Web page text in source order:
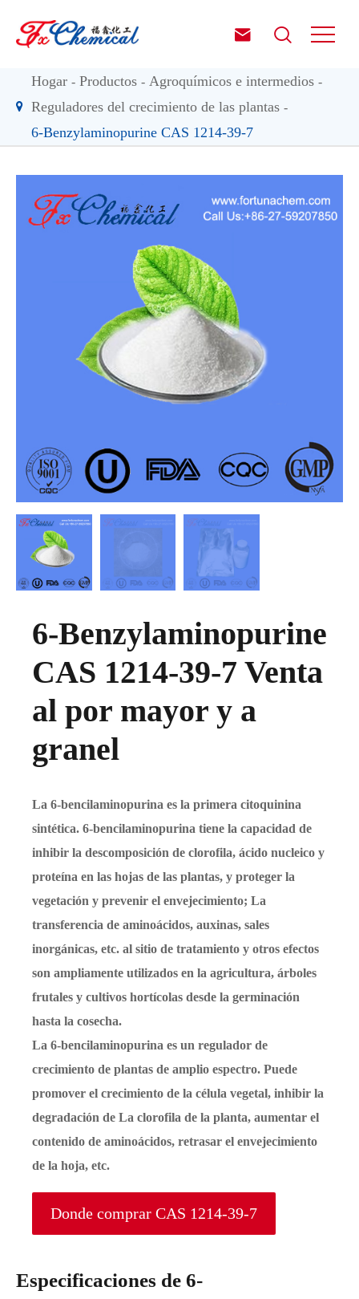
 
Hogar Productos
Agroquímicos e intermedios
Reguladores del crecimiento de las plantas
6-Benzylaminopurine CAS 1214-39-7
6-Benzylaminopurine
CAS 1214-39-7 Venta
al por mayor y a
granel
La 6-bencilaminopurina es la primera citoquinina
sintética. 6-bencilaminopurina tiene la capacidad de
inhibir la descomposición de clorofila, ácido nucleico y
proteína en las hojas de las plantas, y proteger la
vegetación y prevenir el envejecimiento; La
transferencia de aminoácidos, auxinas, sales
inorgánicas, etc. al sitio de tratamiento y otros efectos
son ampliamente utilizados en la agricultura, árboles
frutales y cultivos hortícolas desde la germinación
hasta la cosecha.
La 6-bencilaminopurina es un regulador de
crecimiento de plantas de amplio espectro. Puede
promover el crecimiento de la célula vegetal, inhibir la
degradación de La clorofila de la planta, aumentar el
contenido de aminoácidos, retrasar el envejecimiento
de la hoja, etc.
Donde comprar CAS 1214-39-7
Especificaciones de 6-